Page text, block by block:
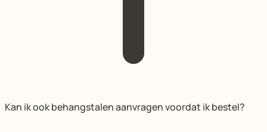
Kan ik ook behangstalen aanvragen voordat ik bestel?